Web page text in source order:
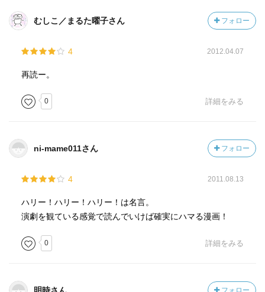
むしこ／まるた曜子さん フォロー
4 2012.04.07
再読ー。
0 詳細をみる
ni-mame011さん フォロー
4 2011.08.13
ハリー！ハリー！ハリー！は名言。
演劇を観ている感覚で読んでいけば確実にハマる漫画！
0 詳細をみる
フォロー